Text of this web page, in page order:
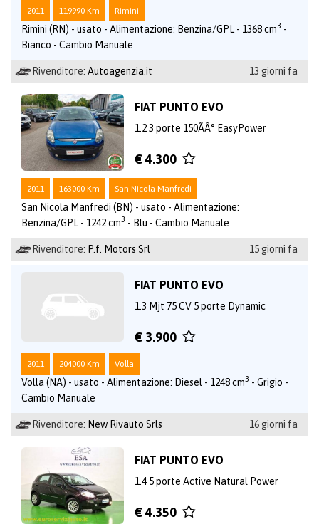
2011 119990 Km Rimini
Rimini (RN) - usato - Alimentazione: Benzina/GPL - 1368 cm3 -
Bianco - Cambio Manuale
Rivenditore: Autoagenzia.it 13 giorni fa
FIAT PUNTO EVO
1.2 3 porte 150ÃÂ° EasyPower
€ 4.300
2011 163000 Km San Nicola Manfredi
San Nicola Manfredi (BN) - usato - Alimentazione:
Benzina/GPL - 1242 cm3 - Blu - Cambio Manuale
Rivenditore: P.f. Motors Srl 15 giorni fa
FIAT PUNTO EVO
1.3 Mjt 75 CV 5 porte Dynamic
€ 3.900
2011 204000 Km Volla
Volla (NA) - usato - Alimentazione: Diesel - 1248 cm3 - Grigio -
Cambio Manuale
Rivenditore: New Rivauto Srls 16 giorni fa
FIAT PUNTO EVO
1.4 5 porte Active Natural Power
€ 4.350